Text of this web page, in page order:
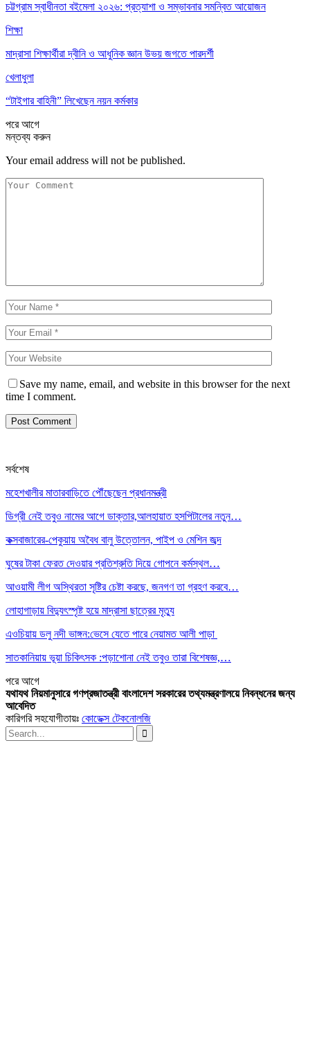
চট্টগ্রাম স্বাধীনতা বইমেলা ২০২৬: প্রত্যাশা ও সম্ভাবনার সমন্বিত আয়োজন
শিক্ষা
মাদ্রাসা শিক্ষার্থীরা দ্বীনি ও আধুনিক জ্ঞান উভয় জগতে পারদর্শী
খেলাধুলা
“টাইগার বাহিনী” লিখেছেন নয়ন কর্মকার
পরেআগে
মন্তব্য করুন
Your email address will not be published.
Save my name, email, and website in this browser for the next
time I comment.
সর্বশেষ
মহেশখালীর মাতারবাড়িতে পৌঁছেছেন প্রধানমন্ত্রী
ডিগ্রী নেই তবুও নামের আগে ডাক্তার,আলহায়াত হসপিটালের নতুন…
কক্সবাজারের-পেকুয়ায় অবৈধ বালু উত্তোলন, পাইপ ও মেশিন জব্দ
ঘুষের টাকা ফেরত দেওয়ার প্রতিশ্রুতি দিয়ে গোপনে কর্মস্থল…
আওয়ামী লীগ অস্থিরতা সৃষ্টির চেষ্টা করছে, জনগণ তা গ্রহণ করবে…
লোহাগাড়ায় বিদ্যুৎস্পৃষ্ট হয়ে মাদ্রাসা ছাত্রের মৃত্যু
এওচিয়ায় ডলু নদী ভাঙ্গন:ভেসে যেতে পারে নেয়ামত আলী পাড়া
সাতকানিয়ায় ভূয়া চিকিৎসক :পড়াশোনা নেই তবুও তারা বিশেষজ্ঞ,…
পরেআগে
যথাযথ নিয়মানুসারে গণপ্রজাতন্ত্রী বাংলাদেশ সরকারের তথ্যমন্ত্রণালয়ে নিবন্ধনের জন্য
আবেদিত
কারিগরি সহযোগীতায়ঃ কোডেক্স টেকনোলজি